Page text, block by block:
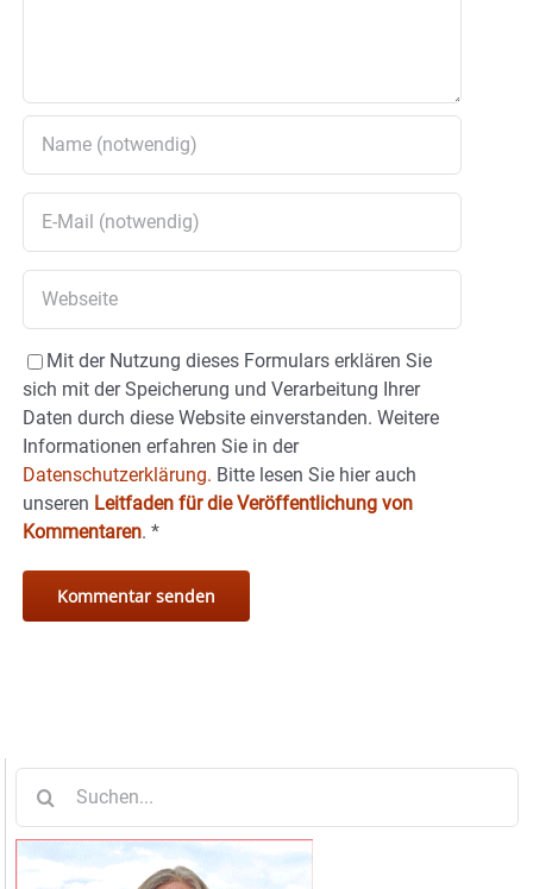
Mit der Nutzung dieses Formulars erklären Sie
sich mit der Speicherung und Verarbeitung Ihrer
Daten durch diese Website einverstanden. Weitere
Informationen erfahren Sie in der
Datenschutzerklärung. Bitte lesen Sie hier auch
unseren Leitfaden für die Veröffentlichung von
Kommentaren. *
nach: